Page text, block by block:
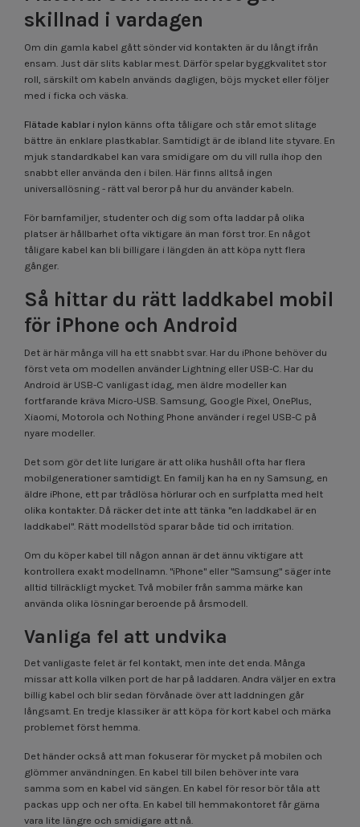
skillnad i vardagen
Om din gamla kabel gått sönder vid kontakten är du långt ifrån
ensam. Just där slits kablar mest. Därför spelar byggkvalitet stor
roll, särskilt om kabeln används dagligen, böjs mycket eller följer
med i ficka och väska.
Flätade kablar i nylon känns ofta tåligare och står emot slitage
bättre än enklare plastkablar. Samtidigt är de ibland lite styvare. En
mjuk standardkabel kan vara smidigare om du vill rulla ihop den
snabbt eller använda den i bilen. Här finns alltså ingen
universallösning - rätt val beror på hur du använder kabeln.
För barnfamiljer, studenter och dig som ofta laddar på olika
platser är hållbarhet ofta viktigare än man först tror. En något
tåligare kabel kan bli billigare i längden än att köpa nytt flera
gånger.
Så hittar du rätt laddkabel mobil
för iPhone och Android
Det är här många vill ha ett snabbt svar. Har du iPhone behöver du
först veta om modellen använder Lightning eller USB-C. Har du
Android är USB-C vanligast idag, men äldre modeller kan
fortfarande kräva Micro-USB. Samsung, Google Pixel, OnePlus,
Xiaomi, Motorola och Nothing Phone använder i regel USB-C på
nyare modeller.
Det som gör det lite lurigare är att olika hushåll ofta har flera
mobilgenerationer samtidigt. En familj kan ha en ny Samsung, en
äldre iPhone, ett par trådlösa hörlurar och en surfplatta med helt
olika kontakter. Då räcker det inte att tänka "en laddkabel är en
laddkabel". Rätt modellstöd sparar både tid och irritation.
Om du köper kabel till någon annan är det ännu viktigare att
kontrollera exakt modellnamn. "iPhone" eller "Samsung" säger inte
alltid tillräckligt mycket. Två mobiler från samma märke kan
använda olika lösningar beroende på årsmodell.
Vanliga fel att undvika
Det vanligaste felet är fel kontakt, men inte det enda. Många
missar att kolla vilken port de har på laddaren. Andra väljer en extra
billig kabel och blir sedan förvånade över att laddningen går
långsamt. En tredje klassiker är att köpa för kort kabel och märka
problemet först hemma.
Det händer också att man fokuserar för mycket på mobilen och
glömmer användningen. En kabel till bilen behöver inte vara
samma som en kabel vid sängen. En kabel för resor bör tåla att
packas upp och ner ofta. En kabel till hemmakontoret får gärna
vara lite längre och smidigare att nå.